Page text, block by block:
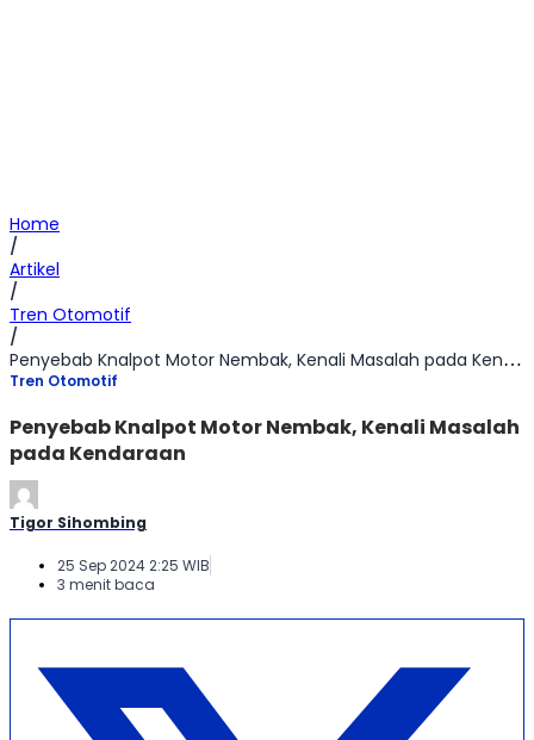
Home
/
Artikel
/
Tren Otomotif
/
Penyebab Knalpot Motor Nembak, Kenali Masalah pada Kendaraan
Tren Otomotif
Penyebab Knalpot Motor Nembak, Kenali Masalah
pada Kendaraan
Tigor Sihombing
25 Sep 2024 2:25 WIB
3 menit baca